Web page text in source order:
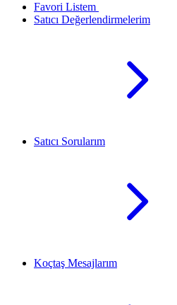
Favori Listem
Satıcı Değerlendirmelerim
Satıcı Sorularım
Koçtaş Mesajlarım